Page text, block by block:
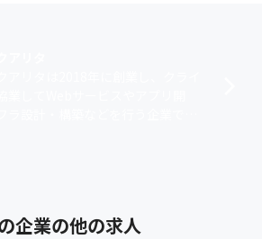
企業の他の求人